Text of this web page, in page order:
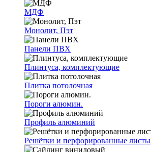
МДФ
Монолит, Пэт
Панели ПВХ
Плинтуса, комплектующие
Плитка потолочная
Пороги алюмин.
Профиль алюминий
Решётки и перфорированные листы